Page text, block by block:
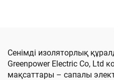
Сенімді изоляторлық
Greenpower Electric Co, Ltd
мақсаттары – сапалы